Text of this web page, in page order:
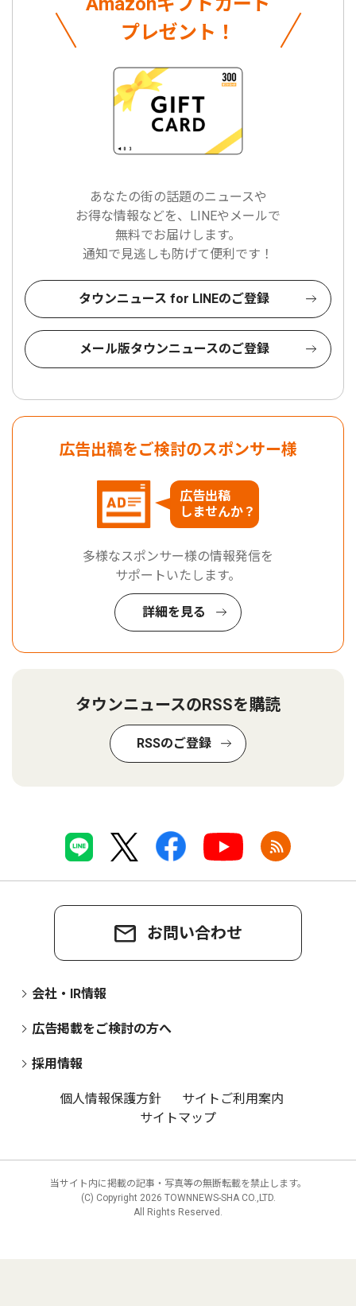
プレゼント！
あなたの街の話題のニュースや
お得な情報などを、LINEやメールで
無料でお届けします。
通知で見逃しも防げて便利です！
タウンニュース for LINEのご登録
メール版タウンニュースのご登録
広告出稿をご検討のスポンサー様
広告出稿
しませんか？
多様なスポンサー様の情報発信を
サポートいたします。
詳細を見る
タウンニュースのRSSを購読
RSSのご登録
お問い合わせ
会社・IR情報
広告掲載をご検討の方へ
採用情報
個人情報保護方針
サイトご利用案内
サイトマップ
当サイト内に掲載の記事・写真等の無断転載を禁止します。
(C) Copyright 2026 TOWNNEWS-SHA CO.,LTD.
All Rights Reserved.